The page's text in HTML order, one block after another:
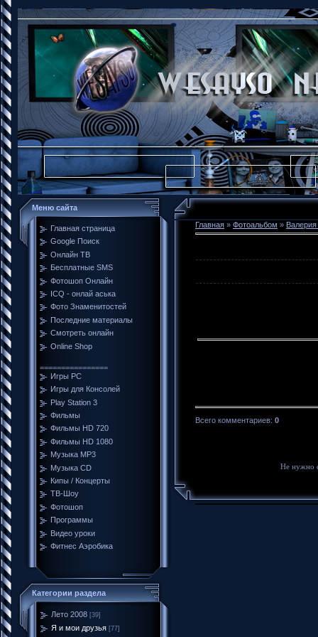
Меню сайта
Главная страница
Google Поиск
Онлайн ТВ
Бесплатные SMS
Фотошоп Онлайн
ICQ - онлай аська
Фото Знаменитостей
Последние материалы
Смотреть онлайн
Online Shop
================
Игры PC
Игры для Консолей
Play Station 3
Фильмы
Фильмы HD 720
Фильмы HD 1080
Музыка MP3
Музыка CD
Кипы / Концерты
ТВ-Шоу
Фотошоп
Программы
Видео уроки
Фитнес Аэробика
Категории раздела
Лето 2008 [39]
Я и мои друзья [77]
Главная » Фотоальбом » Валерия
Всего комментариев: 0
Не нужно